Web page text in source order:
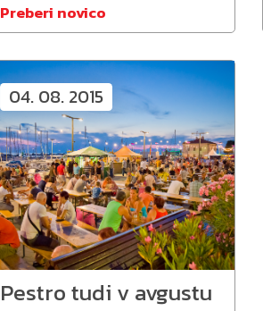
Preberi novico
04. 08. 2015
Pestro tudi v avgustu